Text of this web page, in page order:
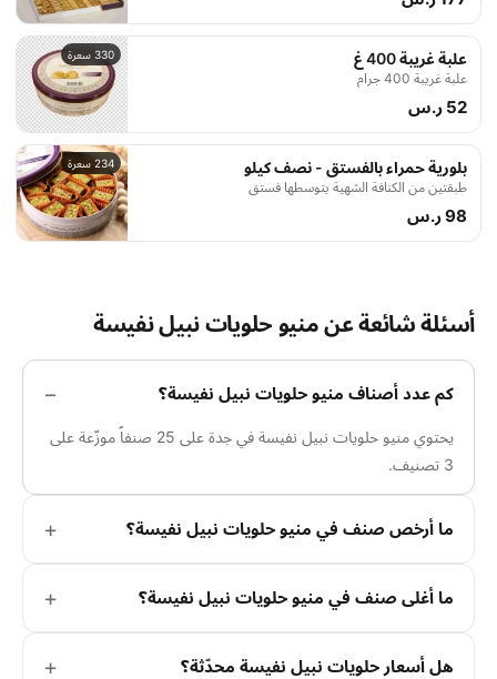
330 سعرة علبة غريبة 400 غ
علبة غريبة 400 جرام
52 ر.س
234 سعرة بلورية حمراء بالفستق - نصف كيلو
طبقتين من الكنافة الشهية يتوسطها فستق
98 ر.س
أسئلة شائعة عن منيو حلويات نبيل نفيسة
كم عدد أصناف منيو حلويات نبيل نفيسة؟
يحتوي منيو حلويات نبيل نفيسة في جدة على 25 صنفاً موزّعة على
3 تصنيف.
ما أرخص صنف في منيو حلويات نبيل نفيسة؟
ما أغلى صنف في منيو حلويات نبيل نفيسة؟
هل أسعار حلويات نبيل نفيسة محدّثة؟